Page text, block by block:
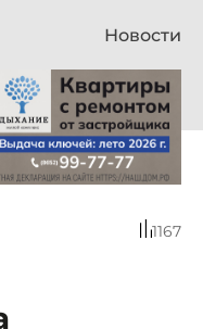
Новости
1167